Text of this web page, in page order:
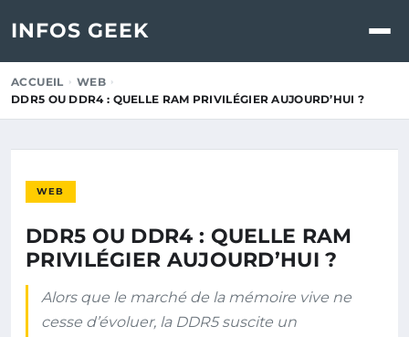
INFOS GEEK
ACCUEIL
WEB
DDR5 OU DDR4 : QUELLE RAM PRIVILÉGIER AUJOURD’HUI ?
WEB
DDR5 OU DDR4 : QUELLE RAM
PRIVILÉGIER AUJOURD’HUI ?
Alors que le marché de la mémoire vive ne
cesse d’évoluer, la DDR5 suscite un